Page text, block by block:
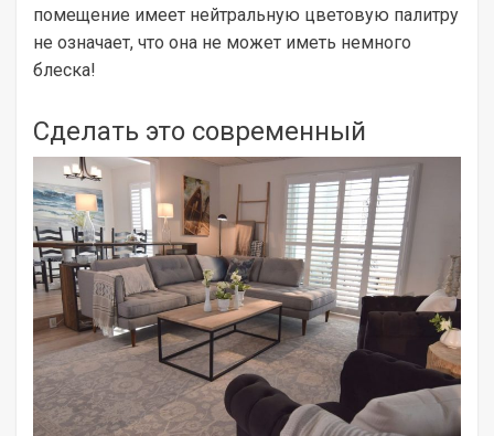
помещение имеет нейтральную цветовую палитру
не означает, что она не может иметь немного
блеска!
Сделать это современный